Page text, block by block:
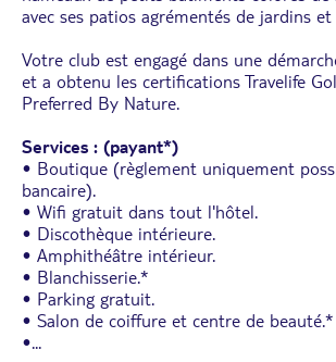
avec ses patios agrémentés de jardins
Votre club est engagé dans une
et a obtenu les certifications Travelife
Preferred By Nature.
Services : (payant*)
• Boutique (règlement uniquement
bancaire).
• Wifi gratuit dans tout l'hôtel.
• Discothèque intérieure.
• Amphithéâtre intérieur.
• Blanchisserie.*
• Parking gratuit.
• Salon de coiffure et centre de beauté.*
•...